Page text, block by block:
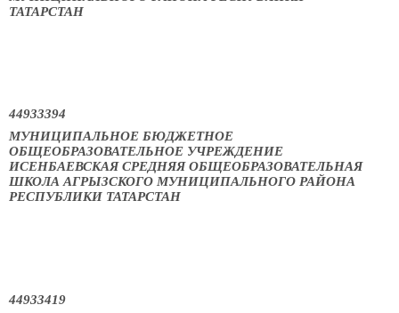
ТАТАРСТАН
44933394
МУНИЦИПАЛЬНОЕ БЮДЖЕТНОЕ
ОБЩЕОБРАЗОВАТЕЛЬНОЕ УЧРЕЖДЕНИЕ
ИСЕНБАЕВСКАЯ СРЕДНЯЯ ОБЩЕОБРАЗОВАТЕЛЬНАЯ
ШКОЛА АГРЫЗСКОГО МУНИЦИПАЛЬНОГО РАЙОНА
РЕСПУБЛИКИ ТАТАРСТАН
44933419